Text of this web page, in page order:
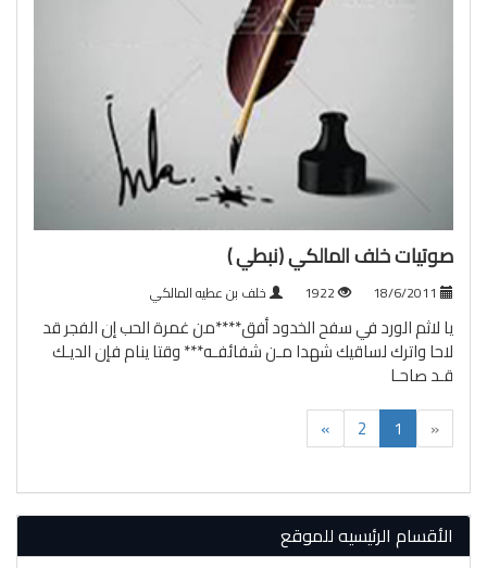
صوتيات خلف المالكي (نبطي )
1922 خلف بن عطيه المالكي
يا لاثم الورد في سفح الخدود أفق****من غمرة الحب إن الفجر قد
لاحا واترك لساقيك شهدا مـن شفائفـه*** وقتا ينام فإن الديـك
قـد صاحـا
«
1
2
»
الأقسام الرئيسيه للموقع